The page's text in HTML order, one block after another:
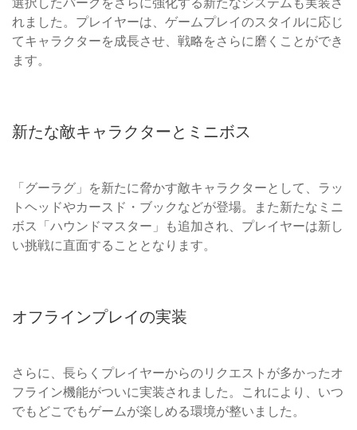
れました。プレイヤーは、ゲームプレイのスタイルに応じ
てキャラクターを成長させ、戦略をさらに磨くことができ
ます。
新たな敵キャラクターとミニボス
「グーラグ」を新たに脅かす敵キャラクターとして、ラッ
トヘッドやカースド・ブックなどが登場。また新たなミニ
ボス「ハウンドマスター」も追加され、プレイヤーは新し
い挑戦に直面することとなります。
オフラインプレイの実装
さらに、長らくプレイヤーからのリクエストが多かったオ
フライン機能がついに実装されました。これにより、いつ
でもどこでもゲームが楽しめる環境が整いました。